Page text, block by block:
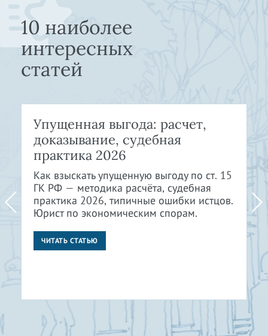
10 наиболее
интересных
статей
Упущенная выгода: расчет,
доказывание, судебная
практика 2026
Как взыскать упущенную выгоду по ст. 15
ГК РФ — методика расчёта, судебная
практика 2026, типичные ошибки истцов.
Юрист по экономическим спорам.
ЧИТАТЬ СТАТЬЮ